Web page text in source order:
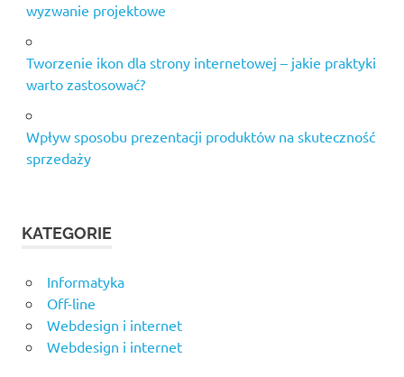
wyzwanie projektowe
Tworzenie ikon dla strony internetowej – jakie praktyki
warto zastosować?
Wpływ sposobu prezentacji produktów na skuteczność
sprzedaży
KATEGORIE
Informatyka
Off-line
Webdesign i internet
Webdesign i internet